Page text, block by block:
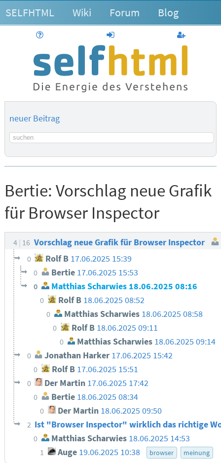
SELFHTML Wiki Forum Blog
anmelden
neuer Beitrag
Suchbegriff
Bertie: Vorschlag neue Grafik
für Browser Inspector
4 16 Vorschlag neue Grafik für Browser Inspector
0 Rolf B 17.06.2025 15:39
0 Bertie 17.06.2025 15:53
0 Matthias Scharwies 18.06.2025 08:16
0 Rolf B 18.06.2025 08:52
0 Matthias Scharwies 18.06.2025 08:58
0 Rolf B 18.06.2025 09:11
0 Matthias Scharwies 18.06.2025 09:14
0 Jonathan Harker 17.06.2025 15:42
0 Rolf B 17.06.2025 15:51
0 Der Martin 17.06.2025 17:42
0 Bertie 18.06.2025 08:34
0 Der Martin 18.06.2025 09:50
2 Ist "Browser Inspector" wirklich das richtige
0 Matthias Scharwies 18.06.2025 14:53
1 Auge 19.06.2025 10:38 browser meinung